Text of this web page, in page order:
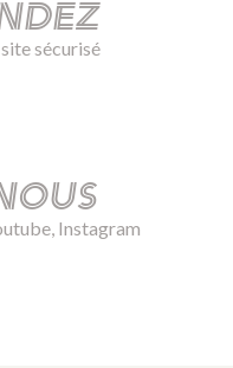
sécurisé
Instagram